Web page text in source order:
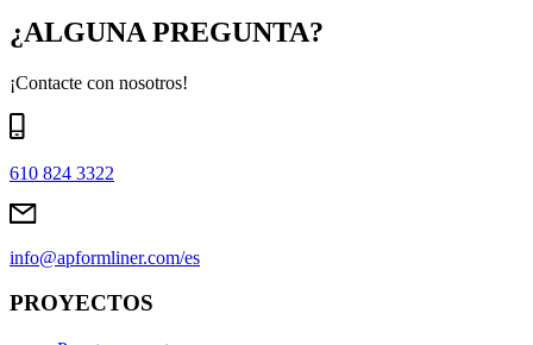
¿ALGUNA PREGUNTA?
¡Contacte con nosotros!
610 824 3322
info@apformliner.com/es
PROYECTOS